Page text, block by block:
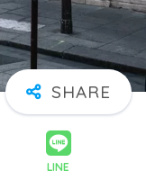
LINE